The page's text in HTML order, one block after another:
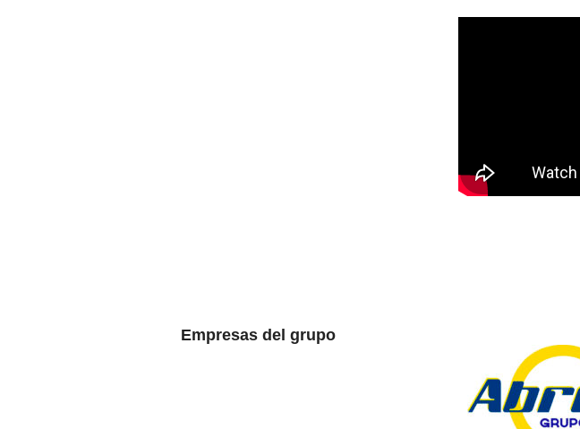
Empresas del grupo